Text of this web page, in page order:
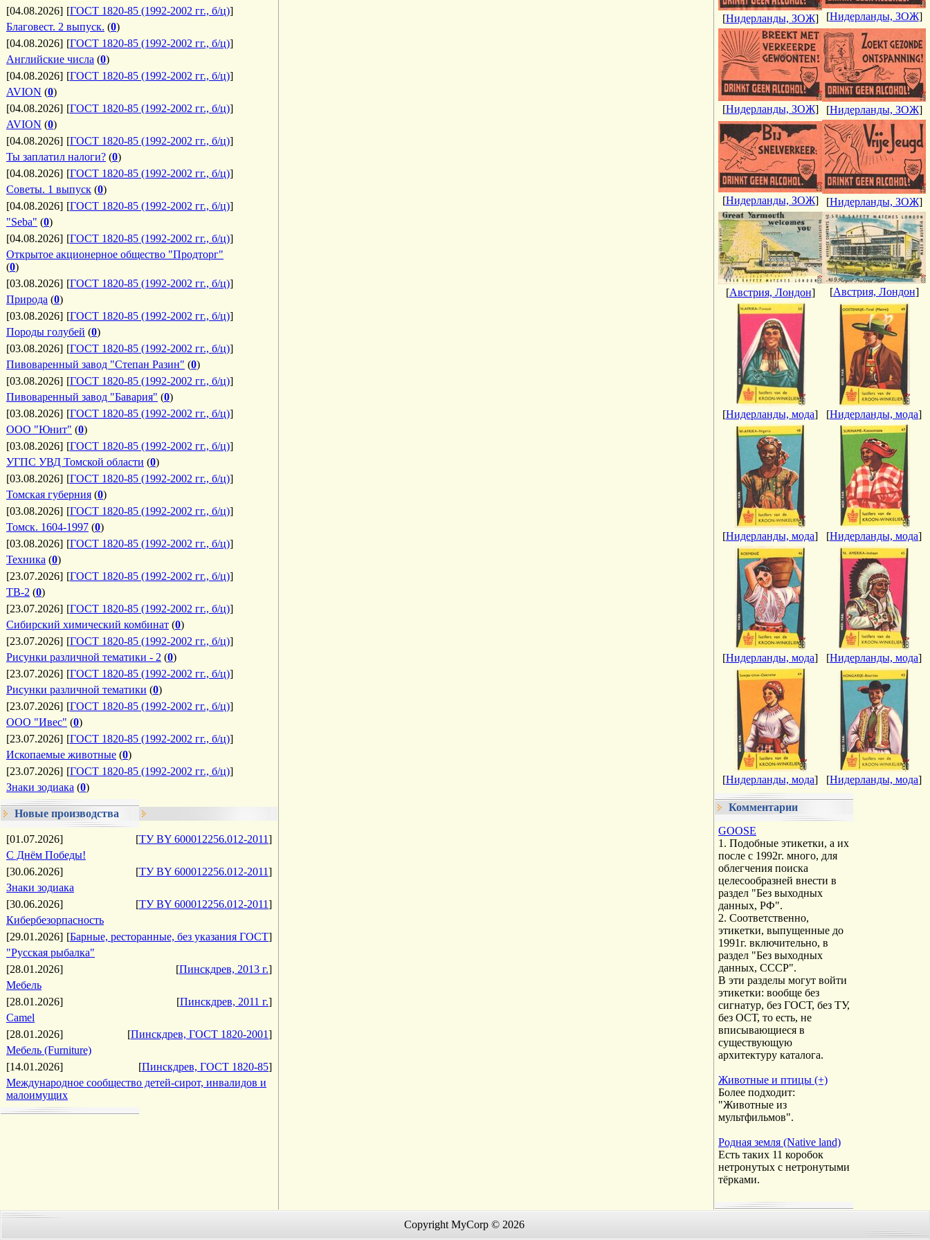
[04.08.2026] [ГОСТ 1820-85 (1992-2002 гг., б/ц)]
Благовест. 2 выпуск. (0)
[04.08.2026] [ГОСТ 1820-85 (1992-2002 гг., б/ц)]
Английские числа (0)
[04.08.2026] [ГОСТ 1820-85 (1992-2002 гг., б/ц)]
AVION (0)
[04.08.2026] [ГОСТ 1820-85 (1992-2002 гг., б/ц)]
AVION (0)
[04.08.2026] [ГОСТ 1820-85 (1992-2002 гг., б/ц)]
Ты заплатил налоги? (0)
[04.08.2026] [ГОСТ 1820-85 (1992-2002 гг., б/ц)]
Советы. 1 выпуск (0)
[04.08.2026] [ГОСТ 1820-85 (1992-2002 гг., б/ц)]
"Seba" (0)
[04.08.2026] [ГОСТ 1820-85 (1992-2002 гг., б/ц)]
Открытое акционерное общество "Продторг"
(0)
[03.08.2026] [ГОСТ 1820-85 (1992-2002 гг., б/ц)]
Природа (0)
[03.08.2026] [ГОСТ 1820-85 (1992-2002 гг., б/ц)]
Породы голубей (0)
[03.08.2026] [ГОСТ 1820-85 (1992-2002 гг., б/ц)]
Пивоваренный завод "Степан Разин" (0)
[03.08.2026] [ГОСТ 1820-85 (1992-2002 гг., б/ц)]
Пивоваренный завод "Бавария" (0)
[03.08.2026] [ГОСТ 1820-85 (1992-2002 гг., б/ц)]
ООО "Юнит" (0)
[03.08.2026] [ГОСТ 1820-85 (1992-2002 гг., б/ц)]
УГПС УВД Томской области (0)
[03.08.2026] [ГОСТ 1820-85 (1992-2002 гг., б/ц)]
Томская губерния (0)
[03.08.2026] [ГОСТ 1820-85 (1992-2002 гг., б/ц)]
Томск. 1604-1997 (0)
[03.08.2026] [ГОСТ 1820-85 (1992-2002 гг., б/ц)]
Техника (0)
[23.07.2026] [ГОСТ 1820-85 (1992-2002 гг., б/ц)]
ТВ-2 (0)
[23.07.2026] [ГОСТ 1820-85 (1992-2002 гг., б/ц)]
Сибирский химический комбинат (0)
[23.07.2026] [ГОСТ 1820-85 (1992-2002 гг., б/ц)]
Рисунки различной тематики - 2 (0)
[23.07.2026] [ГОСТ 1820-85 (1992-2002 гг., б/ц)]
Рисунки различной тематики (0)
[23.07.2026] [ГОСТ 1820-85 (1992-2002 гг., б/ц)]
ООО "Ивес" (0)
[23.07.2026] [ГОСТ 1820-85 (1992-2002 гг., б/ц)]
Ископаемые животные (0)
[23.07.2026] [ГОСТ 1820-85 (1992-2002 гг., б/ц)]
Знаки зодиака (0)
Новые производства
[01.07.2026] [ТУ BY 600012256.012-2011]
С Днём Победы!
[30.06.2026]
[ТУ BY 600012256.012-2011]
Знаки зодиака
[30.06.2026]
[ТУ BY 600012256.012-2011]
Кибербезорпасность
[29.01.2026] [Барные, ресторанные, без указания ГОСТ]
"Русская рыбалка"
[28.01.2026]
[Пинскдрев, 2013 г.]
Мебель
[28.01.2026]
[Пинскдрев, 2011 г.]
Camel
[28.01.2026]
[Пинскдрев, ГОСТ 1820-2001]
Мебель (Furniture)
[14.01.2026]
[Пинскдрев, ГОСТ 1820-85]
Международное сообщество детей-сирот, инвалидов и
малоимущих
[Нидерланды, ЗОЖ] [Нидерланды, ЗОЖ]
[Нидерланды, ЗОЖ] [Нидерланды, ЗОЖ]
[Нидерланды, ЗОЖ] [Нидерланды, ЗОЖ]
[Австрия, Лондон] [Австрия, Лондон]
[Нидерланды, мода] [Нидерланды, мода]
[Нидерланды, мода] [Нидерланды, мода]
[Нидерланды, мода] [Нидерланды, мода]
[Нидерланды, мода] [Нидерланды, мода]
Комментарии
GOOSE
1. Подобные этикетки, а их
после с 1992г. много, для
облегчения поиска
целесообразней внести в
раздел "Без выходных
данных, РФ".
2. Соответственно,
этикетки, выпущенные до
1991г. включительно, в
раздел "Без выходных
данных, СССР".
В эти разделы могут войти
этикетки: вообще без
сигнатур, без ГОСТ, без ТУ,
без ОСТ, то есть, не
вписывающиеся в
существующую
архитектуру каталога.
Животные и птицы (+)
Более подходит:
"Животные из
мультфильмов".
Родная земля (Native land)
Есть таких 11 коробок
нетронутых с нетронутыми
тёрками.
Copyright MyCorp © 2026